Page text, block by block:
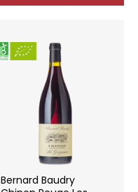
Bernard Baudry